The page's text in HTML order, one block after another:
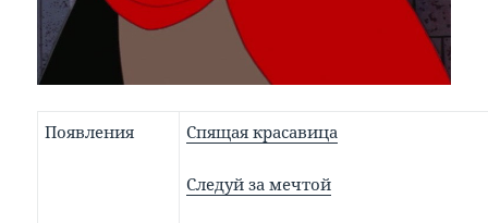
Появления Спящая красавица
Следуй за мечтой